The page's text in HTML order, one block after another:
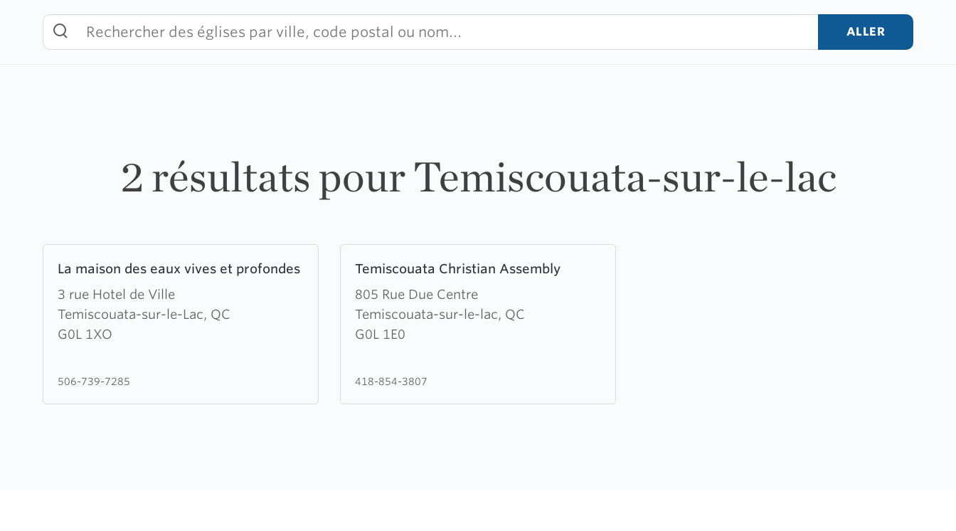
ALLER
2 résultats pour Temiscouata-sur-le-lac
La maison des eaux vives et profondes
3 rue Hotel de Ville
Temiscouata-sur-le-Lac, QC
G0L 1XO
more
about
maison
506-739-7285
Temiscouata Christian Assembly
805 Rue Due Centre
Temiscouata-sur-le-lac, QC
G0L 1E0
more
about
Temiscouata
Christian
418-854-3807